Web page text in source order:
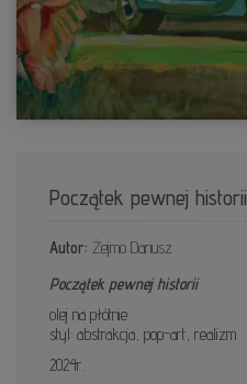
Początek pewnej historii
Autor: Żejmo Dariusz
Początek pewnej historii
olej na płótnie
styl: abstrakcja, pop-art, realizm
2024r.